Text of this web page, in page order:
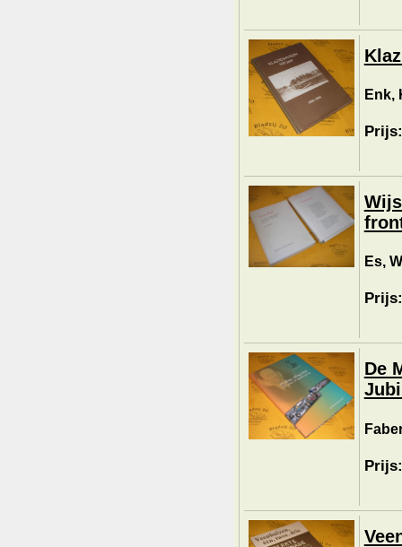
Enk,
Es,
De